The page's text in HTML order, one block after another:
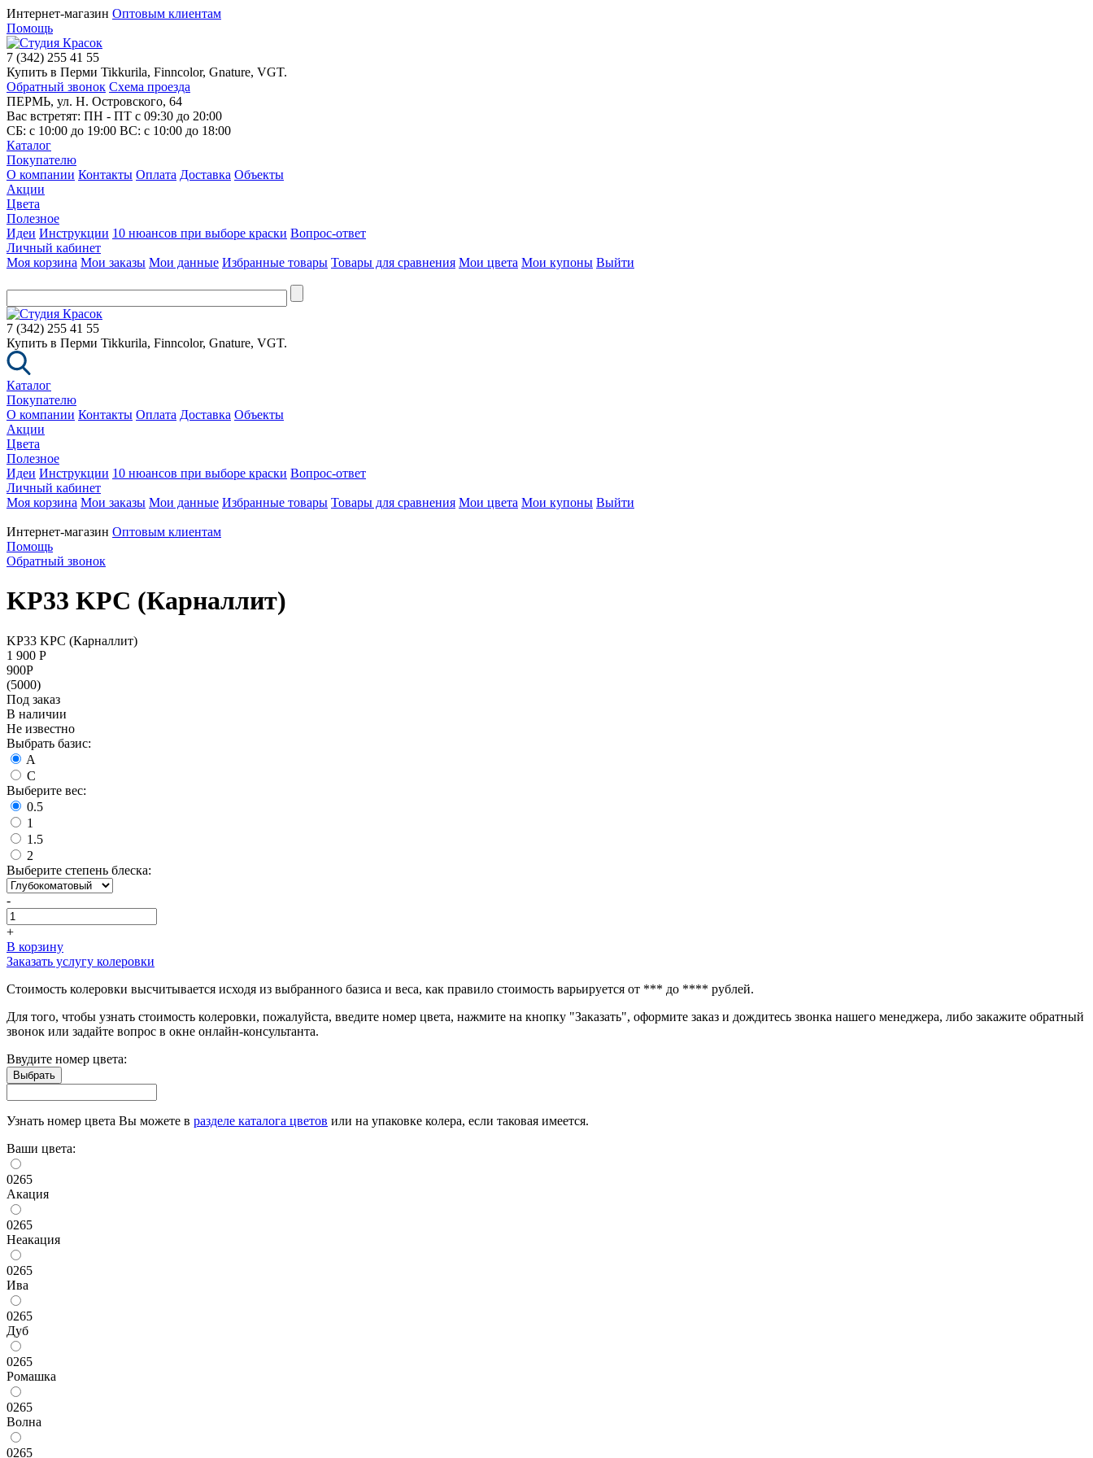
Интернет-магазин Оптовым клиентам
Помощь
7 (342) 255 41 55
Купить в Перми Tikkurila, Finncolor, Gnature, VGT.
Обратный звонок Схема проезда
ПЕРМЬ, ул. Н. Островского, 64
Вас встретят: ПН - ПТ с 09:30 до 20:00
СБ: с 10:00 до 19:00 ВС: с 10:00 до 18:00
Каталог
Покупателю
О компании Контакты Оплата Доставка Объекты
Акции
Цвета
Полезное
Идеи Инструкции 10 нюансов при выборе краски Вопрос-ответ
Личный кабинет
Моя корзина Мои заказы Мои данные Избранные товары Товары для сравнения Мои цвета Мои купоны Выйти
7 (342) 255 41 55
Купить в Перми Tikkurila, Finncolor, Gnature, VGT.
Каталог
Покупателю
О компании Контакты Оплата Доставка Объекты
Акции
Цвета
Полезное
Идеи Инструкции 10 нюансов при выборе краски Вопрос-ответ
Личный кабинет
Моя корзина Мои заказы Мои данные Избранные товары Товары для сравнения Мои цвета Мои купоны Выйти
Интернет-магазин Оптовым клиентам
Помощь
Обратный звонок
KP33 KPC (Карналлит)
KP33 KPC (Карналлит)
1 900 P
900P
(5000)
Под заказ
В наличии
Не известно
Выбрать базис:
A
C
Выберите вес:
0.5
1
1.5
2
Выберите степень блеска:
-
+
В корзину
Заказать услугу колеровки
Стоимость колеровки высчитывается исходя из выбранного базиса и веса, как правило стоимость варьируется от *** до **** рублей.
Для того, чтобы узнать стоимость колеровки, пожалуйста, введите номер цвета, нажмите на кнопку "Заказать", оформите заказ и дождитесь звонка нашего менеджера, либо закажите обратный
звонок или задайте вопрос в окне онлайн-консультанта.
Ввудите номер цвета:
Узнать номер цвета Вы можете в разделе каталога цветов или на упаковке колера, если таковая имеется.
Ваши цвета:
0265
Акация
0265
Неакация
0265
Ива
0265
Дуб
0265
Ромашка
0265
Волна
0265